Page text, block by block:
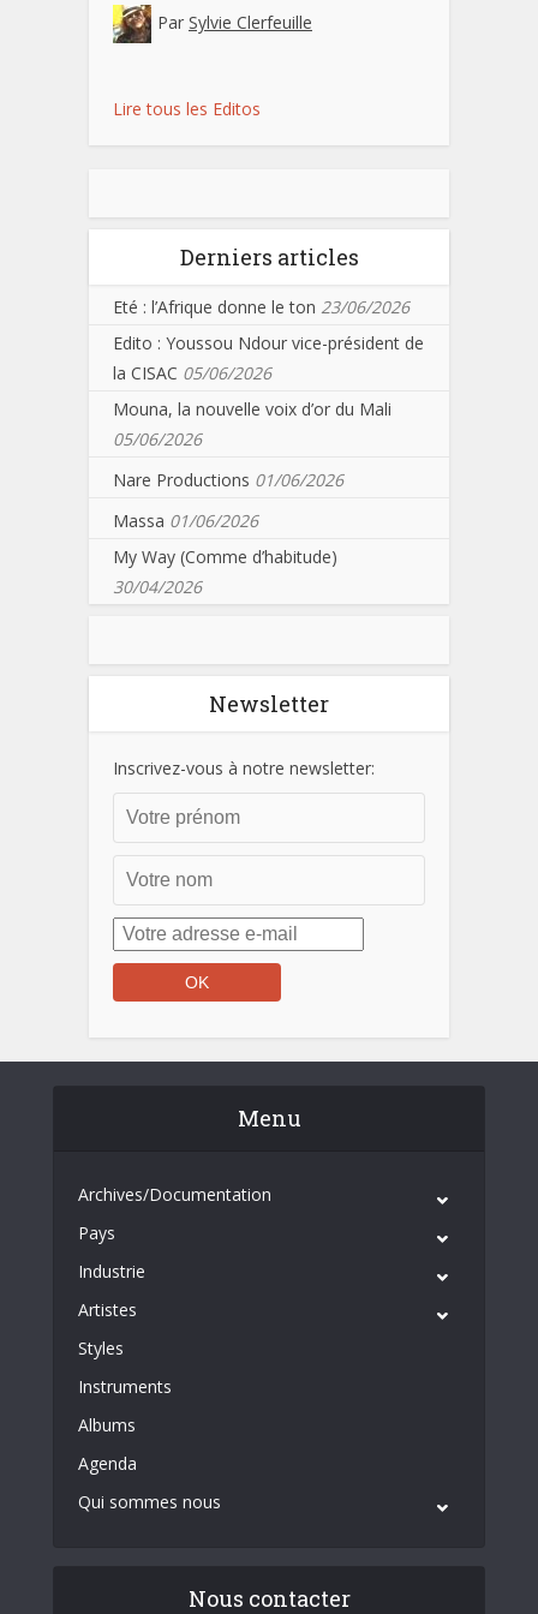
Par Sylvie Clerfeuille
Lire tous les Editos
Derniers articles
Eté : l’Afrique donne le ton 23/06/2026
Edito : Youssou Ndour vice-président de
la CISAC 05/06/2026
Mouna, la nouvelle voix d’or du Mali
05/06/2026
Nare Productions 01/06/2026
Massa 01/06/2026
My Way (Comme d’habitude)
30/04/2026
Newsletter
Inscrivez-vous à notre newsletter:
Menu
Archives/Documentation
Pays
Industrie
Artistes
Styles
Instruments
Albums
Agenda
Qui sommes nous
Nous contacter